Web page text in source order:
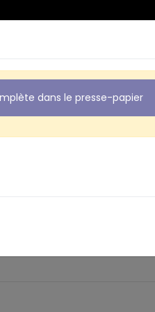
+ LNB -
dans le presse-papier